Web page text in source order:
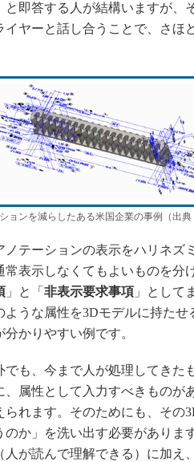
と即答する人が結構いますが、
イヤーと話し合うことで、さ
ョンを減らしたある米国企業の事例（出典
テーションの表示をハリネズ
常表示しなくてもよいものを分
」と「 非表示要求事項 」として
ような属性を3Dモデルに持た
分かりやすい例です。
も、今まで人が処理してきた
、属性として入力すべきものが
られます。そのためにも、その
のか」を洗い出す必要がありま
人が読んで理解できる）に加え